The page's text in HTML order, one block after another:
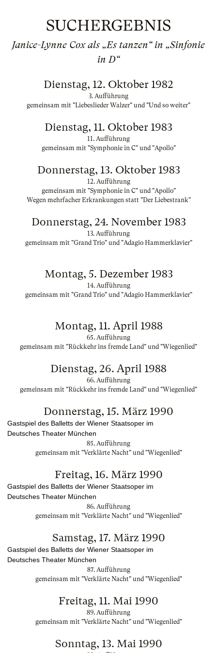
SUCHERGEBNIS
Janice-Lynne Cox als „Es tanzen“ in „Sinfonie
in D“
Dienstag, 12. Oktober 1982
3. Aufführung
gemeinsam mit "Liebeslieder Walzer" und "Und so weiter"
Dienstag, 11. Oktober 1983
11. Aufführung
gemeinsam mit "Symphonie in C" und "Apollo"
Donnerstag, 13. Oktober 1983
12. Aufführung
gemeinsam mit "Symphonie in C" und "Apollo"
Wegen mehrfacher Erkrankungen statt "Der Liebestrank"
Donnerstag, 24. November 1983
13. Aufführung
gemeinsam mit "Grand Trio" und "Adagio Hammerklavier"
Montag, 5. Dezember 1983
14. Aufführung
gemeinsam mit "Grand Trio" und "Adagio Hammerklavier"
Montag, 11. April 1988
65. Aufführung
gemeinsam mit "Rückkehr ins fremde Land" und "Wiegenlied"
Dienstag, 26. April 1988
66. Aufführung
gemeinsam mit "Rückkehr ins fremde Land" und "Wiegenlied"
Donnerstag, 15. März 1990
Gastspiel des Balletts der Wiener Staatsoper im
Deutsches Theater München
85. Aufführung
gemeinsam mit "Verklärte Nacht" und "Wiegenlied"
Freitag, 16. März 1990
Gastspiel des Balletts der Wiener Staatsoper im
Deutsches Theater München
86. Aufführung
gemeinsam mit "Verklärte Nacht" und "Wiegenlied"
Samstag, 17. März 1990
Gastspiel des Balletts der Wiener Staatsoper im
Deutsches Theater München
87. Aufführung
gemeinsam mit "Verklärte Nacht" und "Wiegenlied"
Freitag, 11. Mai 1990
89. Aufführung
gemeinsam mit "Verklärte Nacht" und "Wiegenlied"
Sonntag, 13. Mai 1990